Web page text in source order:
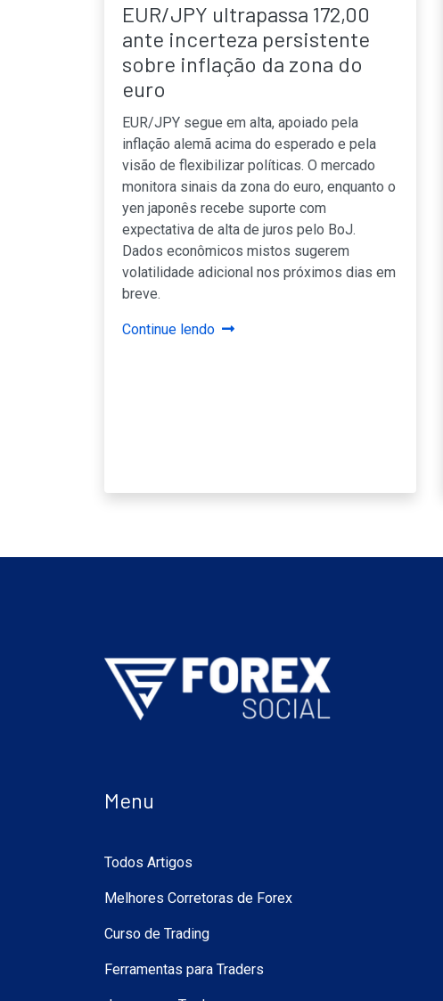
EUR/JPY ultrapassa 172,00
ante incerteza persistente
sobre inflação da zona do
euro
EUR/JPY segue em alta, apoiado pela
inflação alemã acima do esperado e pela
visão de flexibilizar políticas. O mercado
monitora sinais da zona do euro, enquanto o
yen japonês recebe suporte com
expectativa de alta de juros pelo BoJ.
Dados econômicos mistos sugerem
volatilidade adicional nos próximos dias em
breve.
Continue lendo
Menu
Todos Artigos
Melhores Corretoras de Forex
Curso de Trading
Ferramentas para Traders